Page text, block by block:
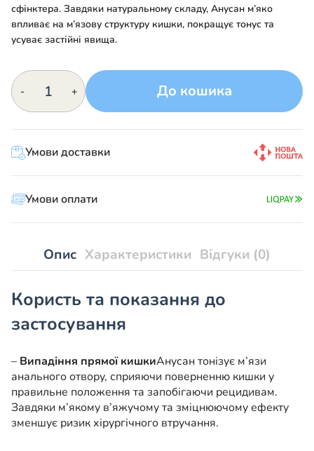
сфінктера. Завдяки натуральному складу, Анусан м’яко
впливає на м’язову структуру кишки, покращує тонус та
усуває застійні явища.
-
АНУСАН
кількість
+ До кошика
Умови доставки
Умови оплати
Опис Характеристики Відгуки (0)
Користь та показання до
застосування
– Випадіння прямої кишкиАнусан тонізує м’язи
анального отвору, сприяючи поверненню кишки у
правильне положення та запобігаючи рецидивам.
Завдяки м’якому в’яжучому та зміцнюючому ефекту
зменшує ризик хірургічного втручання.